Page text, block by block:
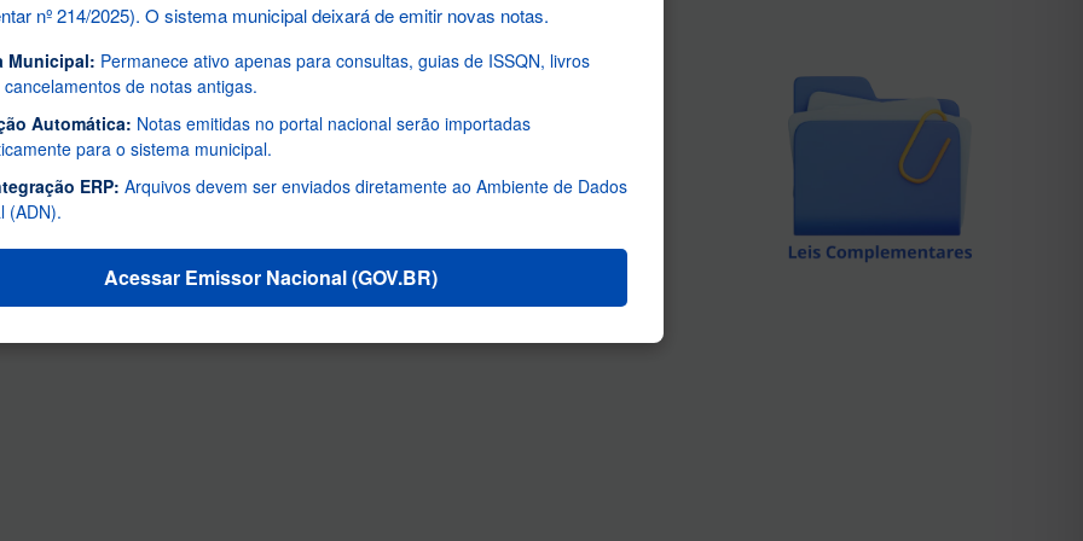
nº 214/2025). O sistema municipal deixará de emitir novas notas.
Municipal: Permanece ativo apenas para consultas, guias de ISSQN, livros
de notas antigas.
Automática: Notas emitidas no portal nacional serão importadas
para o sistema municipal.
ERP: Arquivos devem ser enviados diretamente ao Ambiente de Dados
(ADN).
Acessar Emissor Nacional (GOV.BR)